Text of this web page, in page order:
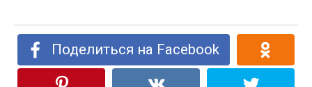
Поделиться на Facebook